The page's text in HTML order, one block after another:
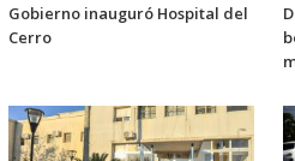
Gobierno inauguró Hospital del
Cerro